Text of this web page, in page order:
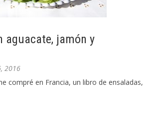
aguacate, jamón y
2016
compré en Francia, un libro de ensaladas,